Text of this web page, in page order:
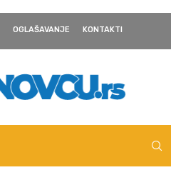
OGLAŠAVANJE KONTAKTI